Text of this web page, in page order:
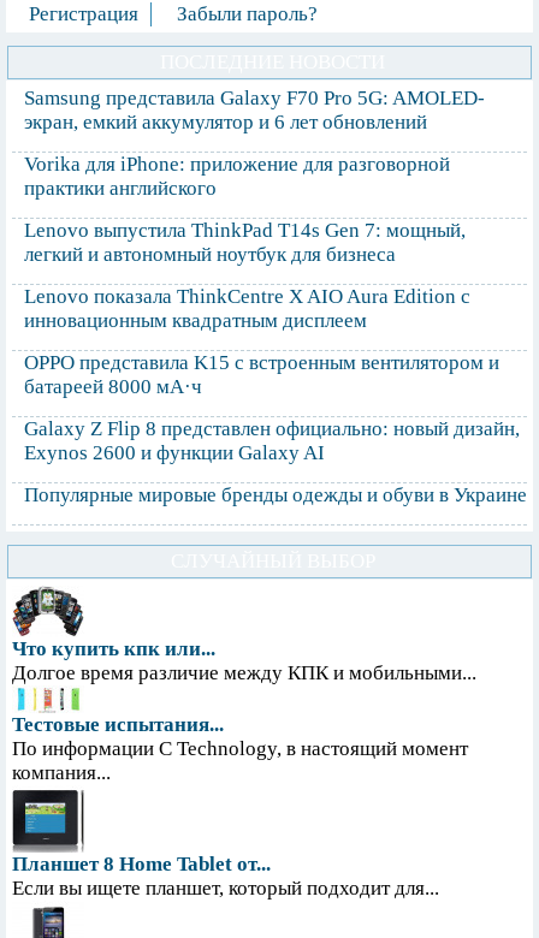
Регистрация Забыли пароль?
Samsung представила Galaxy F70 Pro 5G: AMOLED-
экран, емкий аккумулятор и 6 лет обновлений
Vorika для iPhone: приложение для разговорной
практики английского
Lenovo выпустила ThinkPad T14s Gen 7: мощный,
легкий и автономный ноутбук для бизнеса
Lenovo показала ThinkCentre X AIO Aura Edition с
инновационным квадратным дисплеем
OPPO представила K15 с встроенным вентилятором и
батареей 8000 мА·ч
Galaxy Z Flip 8 представлен официально: новый дизайн,
Exynos 2600 и функции Galaxy AI
Популярные мировые бренды одежды и обуви в Украине
Что купить кпк или...
Долгое время различие между КПК и мобильными...
Тестовые испытания...
По информации С Technology, в настоящий момент
компания...
Планшет 8 Home Tablet от...
Если вы ищете планшет, который подходит для...